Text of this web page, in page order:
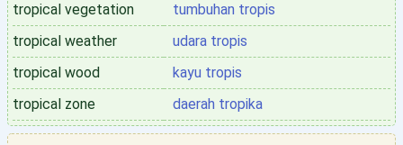
tropical vegetation
tumbuhan tropis
tropical weather
udara tropis
tropical wood
kayu tropis
tropical zone
daerah tropika